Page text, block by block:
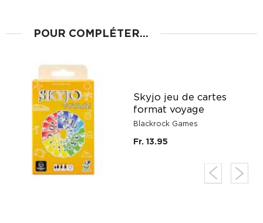
POUR COMPLÉTER...
Skyjo jeu de cartes
format voyage
Blackrock Games
Fr. 13.95